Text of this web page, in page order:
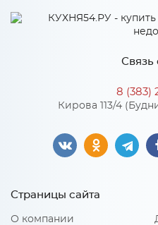
Высота
Связь
8 (383)
Кирова 113/4
Страницы сайта
О компании